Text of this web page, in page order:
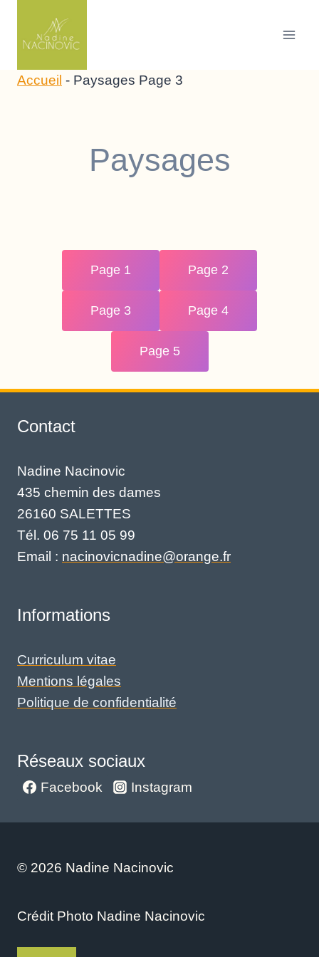
content
Accueil - Paysages Page 3
Paysages
Page 1 Page 2
Page 3 Page 4
Page 5
Contact
Nadine Nacinovic
435 chemin des dames
26160 SALETTES
Tél. 06 75 11 05 99
Email : nacinovicnadine@orange.fr
Informations
Curriculum vitae
Mentions légales
Politique de confidentialité
Réseaux sociaux
Facebook Instagram
© 2026 Nadine Nacinovic
Crédit Photo Nadine Nacinovic